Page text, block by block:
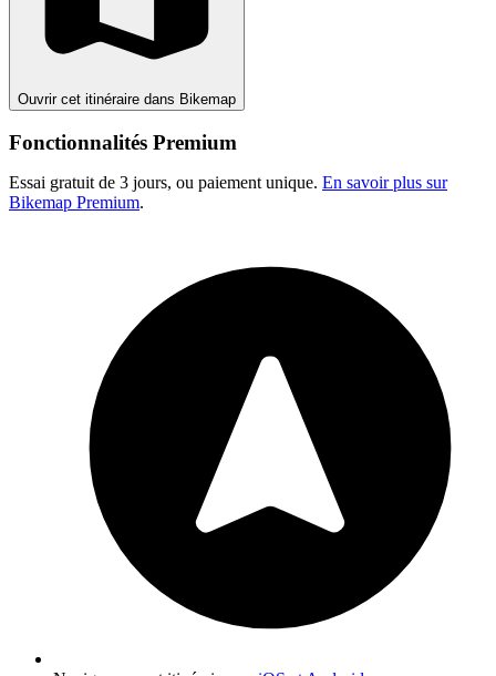
Ouvrir cet itinéraire dans Bikemap
Fonctionnalités Premium
Essai gratuit de 3 jours, ou paiement unique. En savoir plus sur
Bikemap Premium.